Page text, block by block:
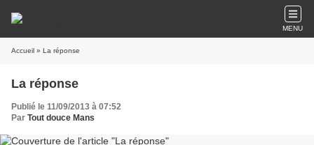
MENU
Accueil » La réponse
La réponse
Publié le 11/09/2013 à 07:52
Par Tout douce Mans